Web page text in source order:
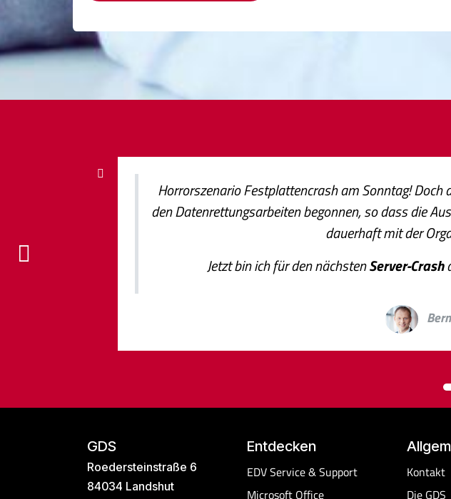
Horrorszenario Festplattencrash am Sonntag! Doch
den Datenrettungsarbeiten begonnen, so dass die
dauerhaft mit der
Jetzt bin ich für den nächstenServer-Crash
Zurück
Kontakt
Die GDS
Entdecken
EDV Service & Support
Microsoft Office
GDS
Roedersteinstraße 6
84034 Landshut